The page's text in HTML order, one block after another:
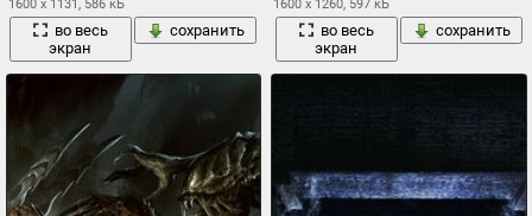
1600 x 1131, 586 кБ
во весь
экран
сохранить
1600 x 1260, 597 кБ
во весь
экран
сохранить